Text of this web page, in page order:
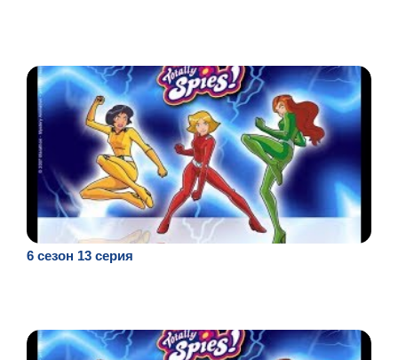
6 сезон 13 серия